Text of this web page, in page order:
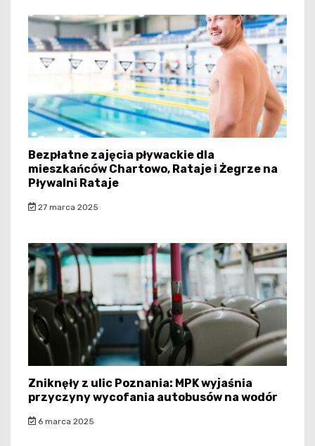
Bezpłatne zajęcia pływackie dla
mieszkańców Chartowo, Rataje i Żegrze na
Pływalni Rataje
27 marca 2025
Zniknęły z ulic Poznania: MPK wyjaśnia
przyczyny wycofania autobusów na wodór
6 marca 2025